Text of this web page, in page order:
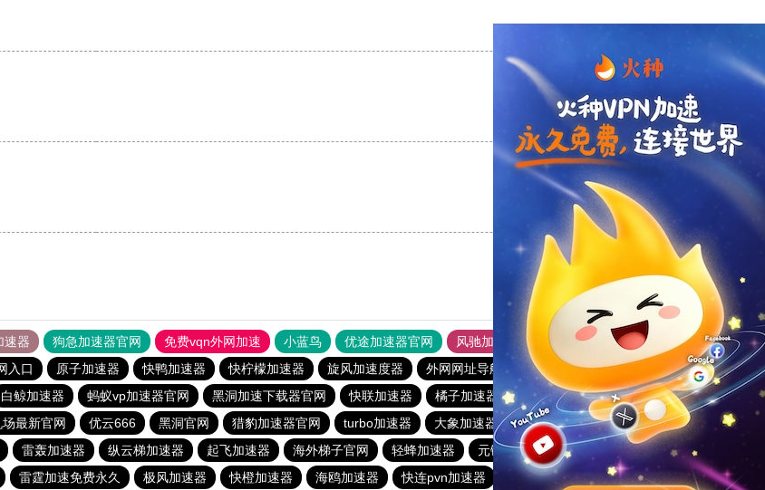
支持 [0] 反对 [0]
支持
速器 狗急加速器官网 免费vqn外网加速 小蓝鸟 优途加速器官网 风驰加速器
旋风加速器
入口 原子加速器 快鸭加速器 快柠檬加速器 旋风加速度器 外网网址导航 软件中心 雷霆加速
狂飙加速器
白鲸加速器 蚂蚁vp加速器官网 黑洞加速下载器官网 快联加速器 橘子加速器 黑洞官方加速器
2023免费加速神器
最新官网 优云666 黑洞官网 猎豹加速器官网 turbo加速器 大象加速器 雷霆加速免费永久
橘子加速器
雷轰加速器 纵云梯加速器 起飞加速器 海外梯子官网 轻蜂加速器 元链加速器 CC加速器
大象加速器
雷霆加速免费永久 极风加速器 快橙加速器 海鸥加速器 快连pvn加速器 黑洞加速官网 白鲸加速器